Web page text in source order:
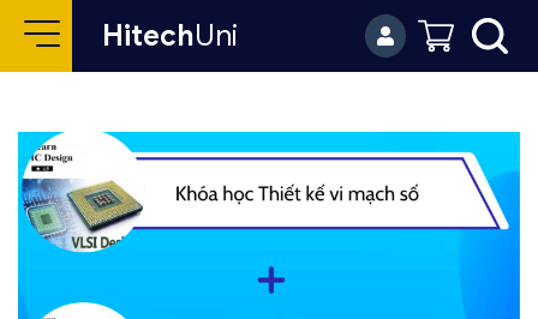
HitechUni